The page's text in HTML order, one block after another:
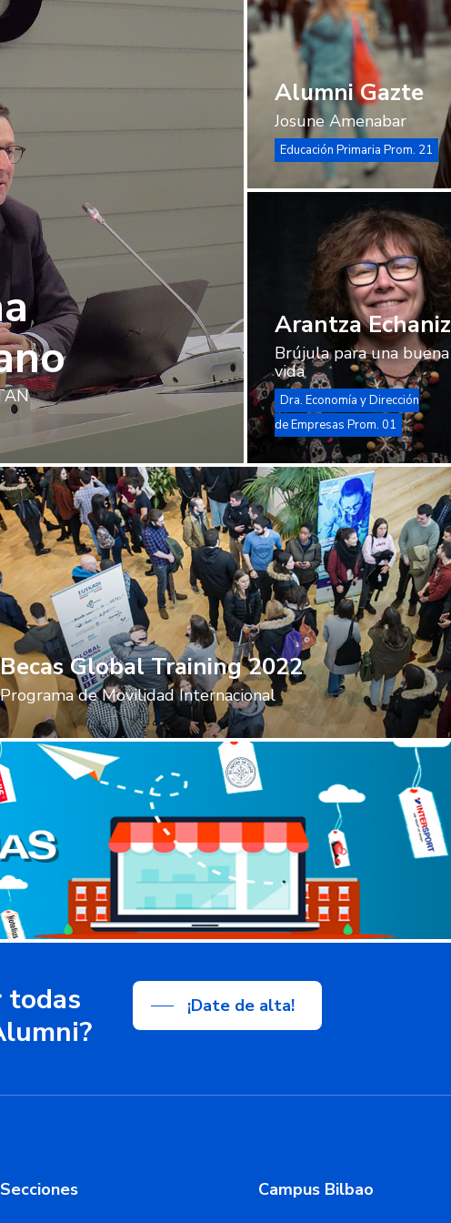
Alumni Gazte
Josune Amenabar
Educación Primaria Prom. 21
Echaniz
Arantza Echaniz
Brújula para una buena
vida
Dra. Economía y Dirección
de Empresas Prom. 01
Becas
Global
Training
2022
Becas Global Training 2022
Programa de Movilidad Internacional
todas
¡Date de alta!
Secciones
Campus Bilbao